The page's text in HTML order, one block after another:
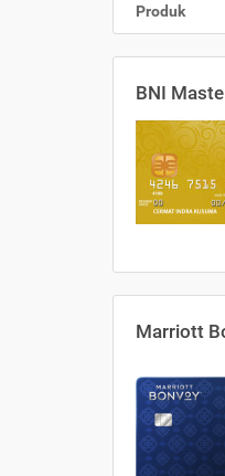
Produk
BNI
Marriott